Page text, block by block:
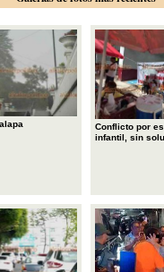
Conflicto por
infantil, sin